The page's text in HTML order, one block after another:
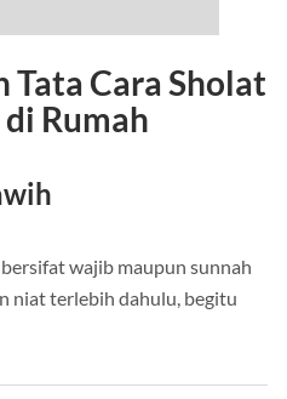
Tata Cara Sholat
Rumah
wajib maupun sunnah
niat terlebih dahulu, begitu